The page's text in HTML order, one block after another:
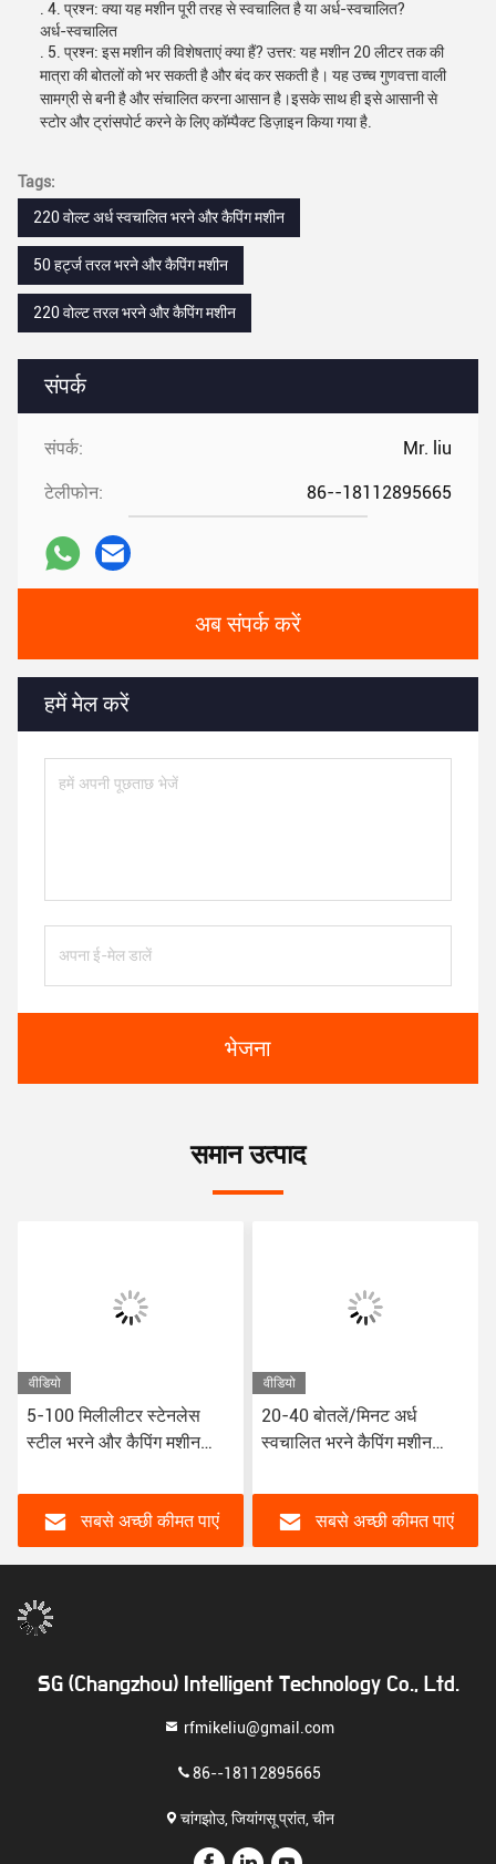
संपर्क
संपर्क: Mr. liu
टेलीफोन: 86--18112895665
अब संपर्क करें
हमें मेल करें
भेजना
. 4. प्रश्न: क्या यह मशीन पूरी तरह से स्वचालित है या अर्ध-स्वचालित?
अर्ध-स्वचालित
. 5. प्रश्न: इस मशीन की विशेषताएं क्या हैं? उत्तर: यह मशीन 20 लीटर तक की
मात्रा की बोतलों को भर सकती है और बंद कर सकती है। यह उच्च गुणवत्ता वाली
सामग्री से बनी है और संचालित करना आसान है।इसके साथ ही इसे आसानी से
स्टोर और ट्रांसपोर्ट करने के लिए कॉम्पैक्ट डिज़ाइन किया गया है.
Tags:
220 वोल्ट अर्ध स्वचालित भरने और कैपिंग मशीन
50 हर्ट्ज तरल भरने और कैपिंग मशीन
220 वोल्ट तरल भरने और कैपिंग मशीन
समान उत्पाद
वीडियो
5-100 मिलीलीटर स्टेनलेस
स्टील भरने और कैपिंग मशीन
कैपिंग स्पीड
सबसे अच्छी कीमत पाएं
वीडियो
20-40 बोतलें/मिनट अर्ध
स्वचालित भरने कैपिंग मशीन
मिलीलीटर मात्रा
सबसे अच्छी कीमत पाएं
SG (Changzhou) Intelligent Technology Co., Ltd.
rfmikeliu@gmail.com
86--18112895665
चांगझोउ, जियांगसू प्रांत, चीन